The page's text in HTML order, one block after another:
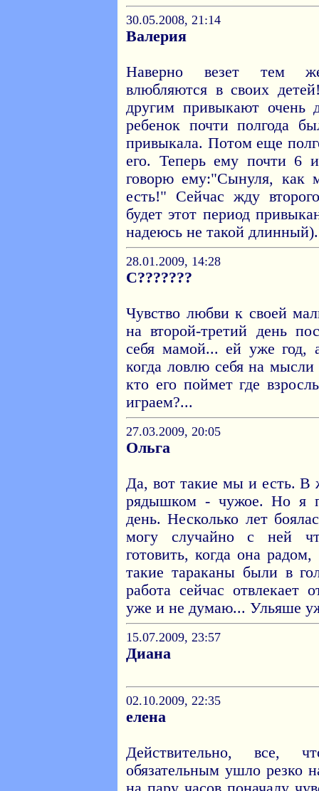
30.05.2008, 21:14
Валерия
Наверно везет тем
влюбляются в своих
другим привыкают
ребенок почти полгода
привыкала. Потом еще
его. Теперь ему почти 6
говорю ему:"Сынуля, как
есть!" Сейчас жду
будет этот период
надеюсь не такой длинный).
28.01.2009, 14:28
C???????
Чувство любви к своей
на второй-третий день
себя мамой... ей уже год,
когда ловлю себя на
кто его поймет где
играем?...
27.03.2009, 20:05
Ольга
Да, вот такие мы и есть. В
рядышком - чужое. Но я
день. Несколько лет
могу случайно с ней
готовить, когда она
такие тараканы были в
работа сейчас отвлекает
уже и не думаю... Ульяше
15.07.2009, 23:57
Диана
02.10.2009, 22:35
елена
Действительно, все,
обязательным ушло резко